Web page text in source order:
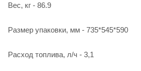
Вес, кг - 86.9
Размер упаковки, мм - 735*545*590
Расход топлива, л/ч - 3,1